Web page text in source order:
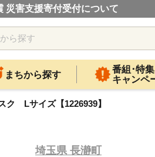
災害支援寄付受付について
まちから探す
番組･特集
キャンペ
Lサイズ【1226939】
埼玉県 長瀞町